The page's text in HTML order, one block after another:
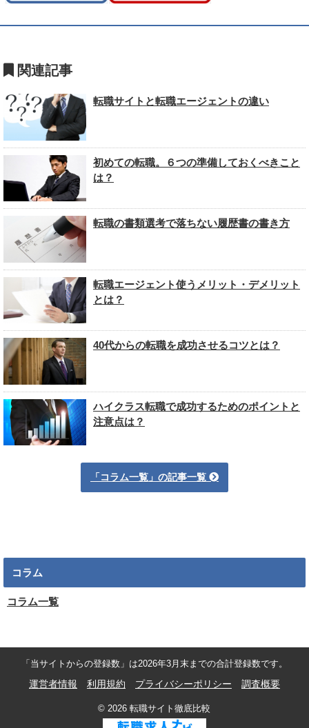
転職サイトと転職エージェントの違い
初めての転職。６つの準備しておくべきこと
は？
転職の書類選考で落ちない履歴書の書き方
転職エージェント使うメリット・デメリット
とは？
40代からの転職を成功させるコツとは？
ハイクラス転職で成功するためのポイントと
注意点は？
コラム一覧
コラム
コラム一覧
「当サイトからの登録数」は2026年3月末までの合計登録数です。
運営者情報 利用規約 プライバシーポリシー 調査概要
© 2026 転職サイト徹底比較